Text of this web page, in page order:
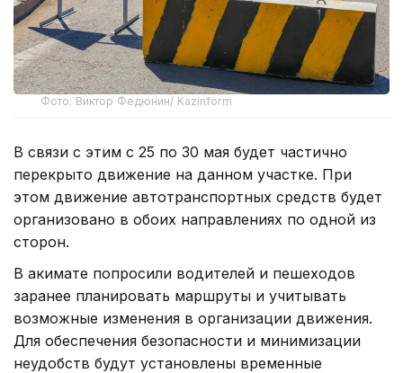
Фото: Виктор Федюнин/ Kazinform
В связи с этим с 25 по 30 мая будет частично
перекрыто движение на данном участке. При
этом движение автотранспортных средств будет
организовано в обоих направлениях по одной из
сторон.
В акимате попросили водителей и пешеходов
заранее планировать маршруты и учитывать
возможные изменения в организации движения.
Для обеспечения безопасности и минимизации
неудобств будут установлены временные